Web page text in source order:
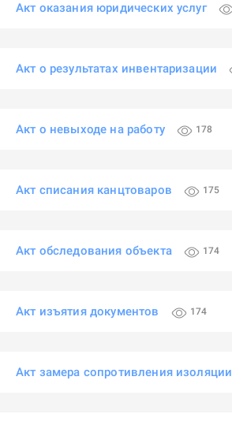
Акт оказания юридических услуг
Акт о результатах инвентаризации
Акт о невыходе на работу 178
Акт списания канцтоваров 175
Акт обследования объекта 174
Акт изъятия документов 174
Акт замера сопротивления изоляции